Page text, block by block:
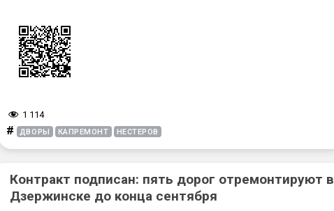
1 114
# ДВОРЫ КАПРЕМОНТ НЕСТЕРОВ
Контракт подписан: пять дорог отремонтируют в
Дзержинске до конца сентября